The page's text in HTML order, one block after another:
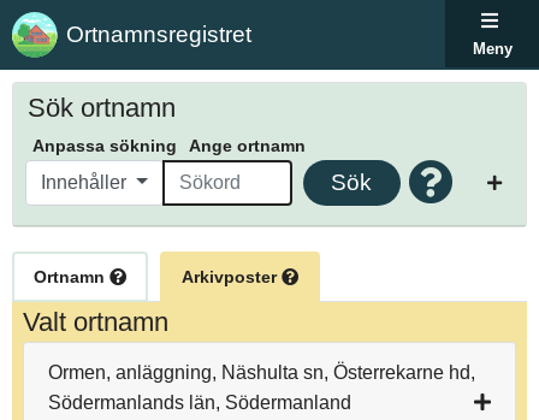
Ortnamnsregistret
Meny
Sök ortnamn
Anpassa sökning Ange ortnamn
Innehåller Sök
Ortnamn Arkivposter
Valt ortnamn
Ormen, anläggning, Näshulta sn, Österrekarne hd,
Södermanlands län, Södermanland